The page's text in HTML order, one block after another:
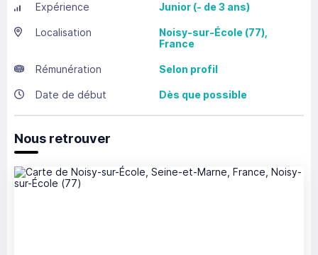
Expérience Junior (- de 3 ans)
Localisation Noisy-sur-École (77),
France
Rémunération Selon profil
Date de début Dès que possible
Nous retrouver